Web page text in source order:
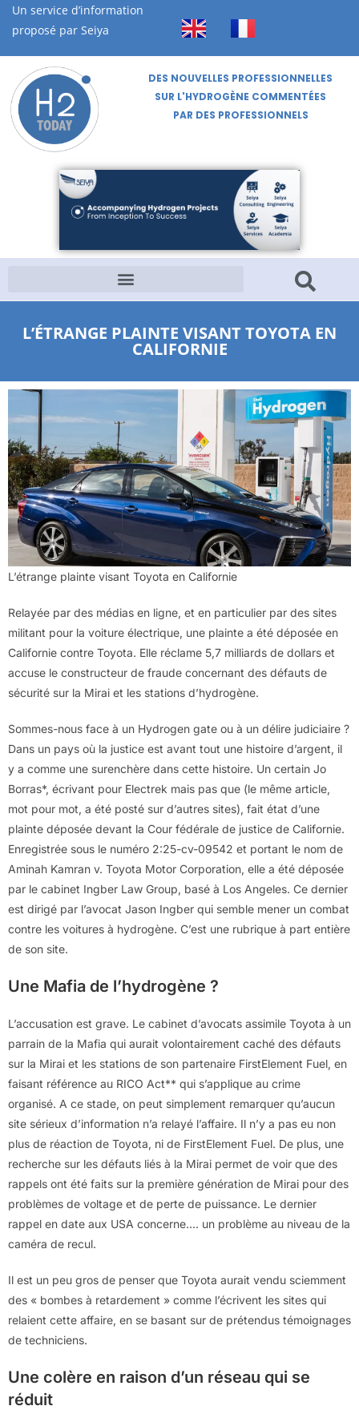
Un service d’information
proposé par Seiya
DES NOUVELLES PROFESSIONNELLES
SUR L'HYDROGÈNE COMMENTÉES
PAR DES PROFESSIONNELS
L’ÉTRANGE PLAINTE VISANT TOYOTA EN
CALIFORNIE
L’étrange plainte visant Toyota en Californie
Relayée par des médias en ligne, et en particulier par des sites
militant pour la voiture électrique, une plainte a été déposée en
Californie contre Toyota. Elle réclame 5,7 milliards de dollars et
accuse le constructeur de fraude concernant des défauts de
sécurité sur la Mirai et les stations d’hydrogène.
Sommes-nous face à un Hydrogen gate ou à un délire judiciaire ?
Dans un pays où la justice est avant tout une histoire d’argent, il
y a comme une surenchère dans cette histoire. Un certain Jo
Borras*, écrivant pour Electrek mais pas que (le même article,
mot pour mot, a été posté sur d’autres sites), fait état d’une
plainte déposée devant la Cour fédérale de justice de Californie.
Enregistrée sous le numéro 2:25-cv-09542 et portant le nom de
Aminah Kamran v. Toyota Motor Corporation, elle a été déposée
par le cabinet Ingber Law Group, basé à Los Angeles. Ce dernier
est dirigé par l’avocat Jason Ingber qui semble mener un combat
contre les voitures à hydrogène. C’est une rubrique à part entière
de son site.
Une Mafia de l’hydrogène ?
L’accusation est grave. Le cabinet d’avocats assimile Toyota à un
parrain de la Mafia qui aurait volontairement caché des défauts
sur la Mirai et les stations de son partenaire FirstElement Fuel, en
faisant référence au RICO Act** qui s’applique au crime
organisé. A ce stade, on peut simplement remarquer qu’aucun
site sérieux d’information n’a relayé l’affaire. Il n’y a pas eu non
plus de réaction de Toyota, ni de FirstElement Fuel. De plus, une
recherche sur les défauts liés à la Mirai permet de voir que des
rappels ont été faits sur la première génération de Mirai pour des
problèmes de voltage et de perte de puissance. Le dernier
rappel en date aux USA concerne…. un problème au niveau de la
caméra de recul.
Il est un peu gros de penser que Toyota aurait vendu sciemment
des « bombes à retardement » comme l’écrivent les sites qui
relaient cette affaire, en se basant sur de prétendus témoignages
de techniciens.
Une colère en raison d’un réseau qui se
réduit